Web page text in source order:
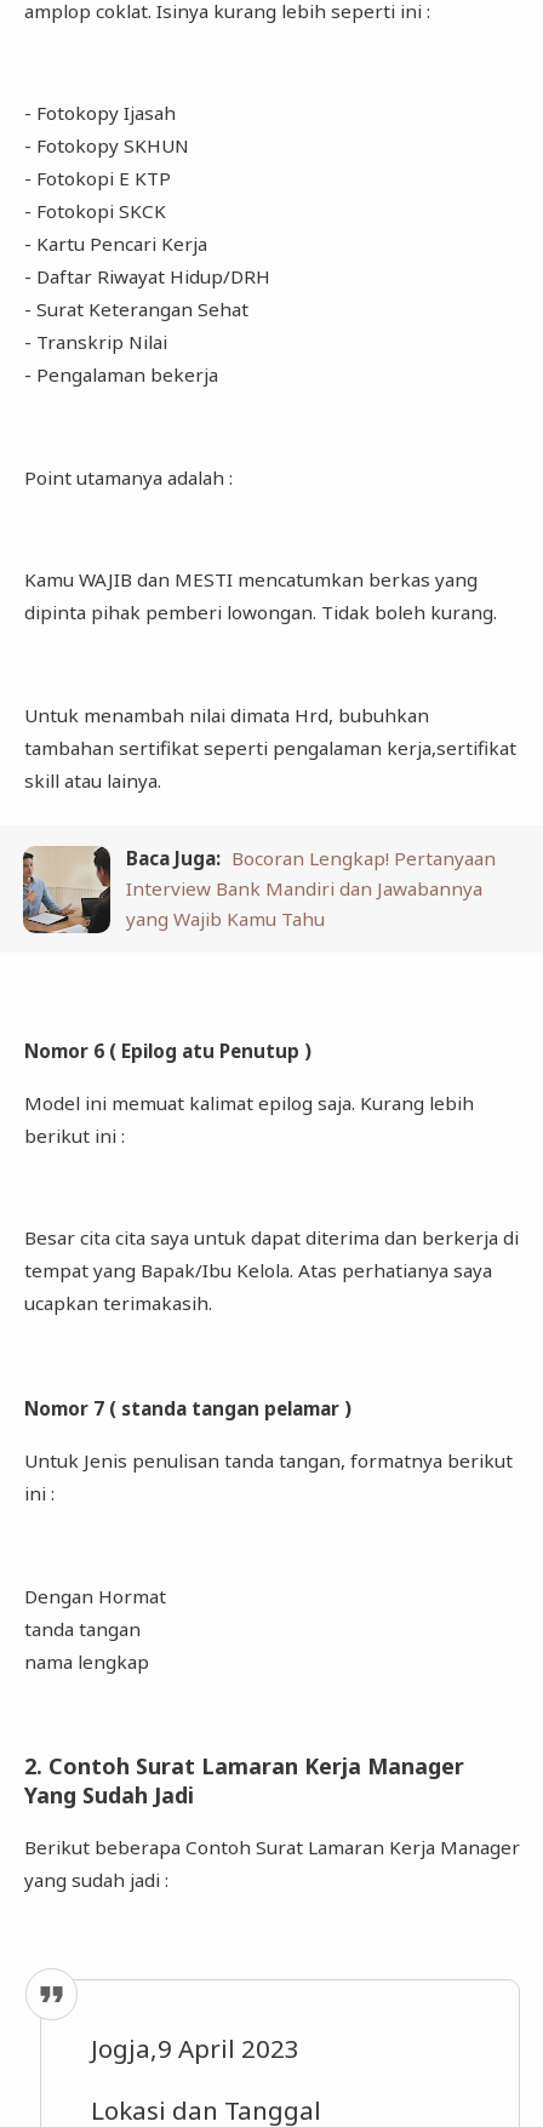
amplop coklat. Isinya kurang lebih seperti ini :
- Fotokopy Ijasah
- Fotokopy SKHUN
- Fotokopi E KTP
- Fotokopi SKCK
- Kartu Pencari Kerja
- Daftar Riwayat Hidup/DRH
- Surat Keterangan Sehat
- Transkrip Nilai
- Pengalaman bekerja
Point utamanya adalah :
Kamu WAJIB dan MESTI mencatumkan berkas yang
dipinta pihak pemberi lowongan. Tidak boleh kurang.
Untuk menambah nilai dimata Hrd, bubuhkan
tambahan sertifikat seperti pengalaman kerja,sertifikat
skill atau lainya.
Baca Juga: Bocoran Lengkap! Pertanyaan
Interview Bank Mandiri dan Jawabannya
yang Wajib Kamu Tahu
Nomor 6 ( Epilog atu Penutup )
Model ini memuat kalimat epilog saja. Kurang lebih
berikut ini :
Besar cita cita saya untuk dapat diterima dan berkerja di
tempat yang Bapak/Ibu Kelola. Atas perhatianya saya
ucapkan terimakasih.
Nomor 7 ( standa tangan pelamar )
Untuk Jenis penulisan tanda tangan, formatnya berikut
ini :
Dengan Hormat
tanda tangan
nama lengkap
2. Contoh Surat Lamaran Kerja Manager
Yang Sudah Jadi
Berikut beberapa Contoh Surat Lamaran Kerja Manager
yang sudah jadi :
Jogja,9 April 2023
Lokasi dan Tanggal